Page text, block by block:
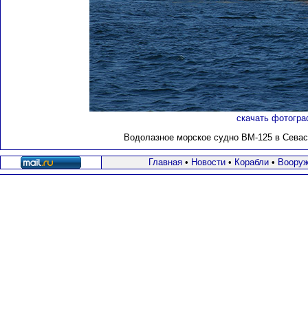
скачать
Водолазное морское судно ВМ-125 в
Главная• Новости• Корабли•